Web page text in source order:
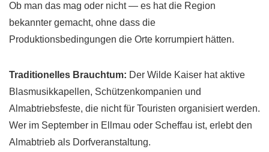
Ob man das mag oder nicht — es hat die Region
bekannter gemacht, ohne dass die
Produktionsbedingungen die Orte korrumpiert hätten.
Traditionelles Brauchtum: Der Wilde Kaiser hat aktive
Blasmusikkapellen, Schützenkompanien und
Almabtriebsfeste, die nicht für Touristen organisiert werden.
Wer im September in Ellmau oder Scheffau ist, erlebt den
Almabtrieb als Dorfveranstaltung.